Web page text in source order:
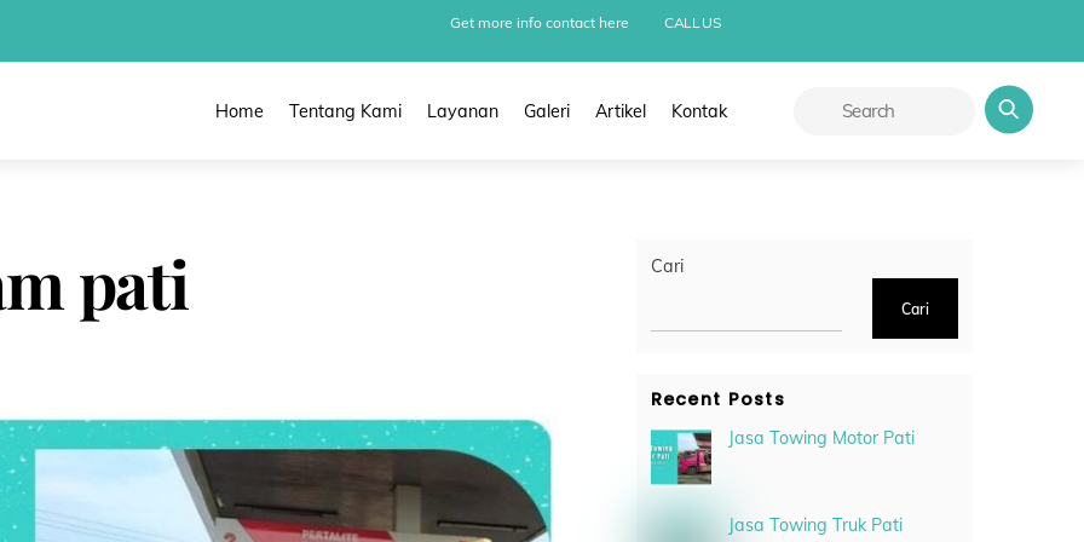
Get more info contact here CALL US
Home Tentang Kami Layanan Galeri Artikel Kontak
pati Cari
Cari
Recent Posts
Jasa Towing Motor Pati
Jasa Towing Truk Pati